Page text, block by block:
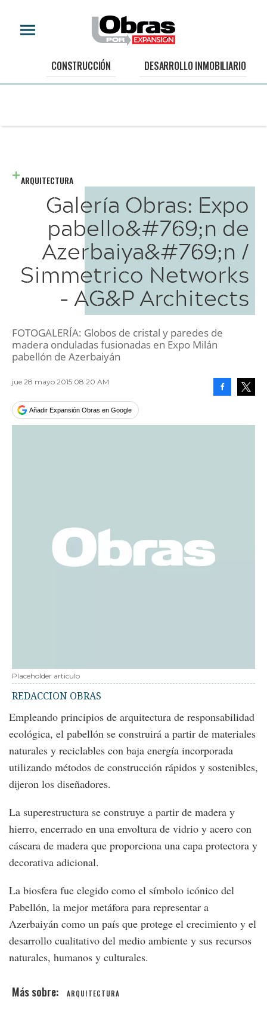
CONSTRUCCIÓN DESARROLLO INMOBILIARIO
ARQUITECTURA
Galería Obras: Expo
pabello&#769;n de
Azerbaiya&#769;n /
Simmetrico Networks
- AG&P Architects
FOTOGALERÍA: Globos de cristal y paredes de
madera onduladas fusionadas en Expo Milán
pabellón de Azerbaiyán
jue 28 mayo 2015 08:20 AM
Añadir Expansión Obras en Google
Placeholder articulo
REDACCION OBRAS
Empleando principios de arquitectura de responsabilidad
ecológica, el pabellón se construirá a partir de materiales
naturales y reciclables con baja energía incorporada
utilizando métodos de construcción rápidos y sostenibles,
dijeron los diseñadores.
La superestructura se construye a partir de madera y
hierro, encerrado en una envoltura de vidrio y acero con
cáscara de madera que proporciona una capa protectora y
decorativa adicional.
La biosfera fue elegido como el símbolo icónico del
Pabellón, la mejor metáfora para representar a
Azerbaiyán como un país que protege el crecimiento y el
desarrollo cualitativo del medio ambiente y sus recursos
naturales, humanos y culturales.
ARQUITECTURA